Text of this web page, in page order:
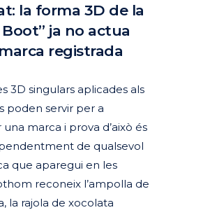
la forma 3D de la
ja no actua
registrada
3D singulars aplicades als
poden servir per a
marca i prova d’això és
de qualsevol
que aparegui en les
reconeix l’ampolla de
la rajola de xocolata